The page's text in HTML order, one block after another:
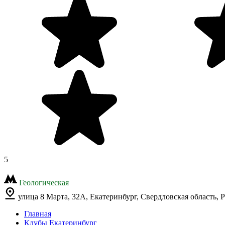
5
Геологическая
улица 8 Марта, 32А, Екатеринбург, Свердловская область,
Главная
Клубы Екатеринбург